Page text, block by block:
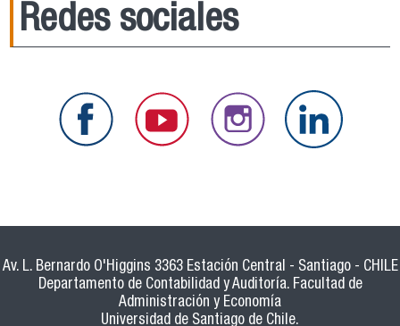
Redes sociales
Av. L. Bernardo O'Higgins 3363 Estación Central - Santiago - CHILE
Departamento de Contabilidad y Auditoría. Facultad de
Administración y Economía
Universidad de Santiago de Chile.